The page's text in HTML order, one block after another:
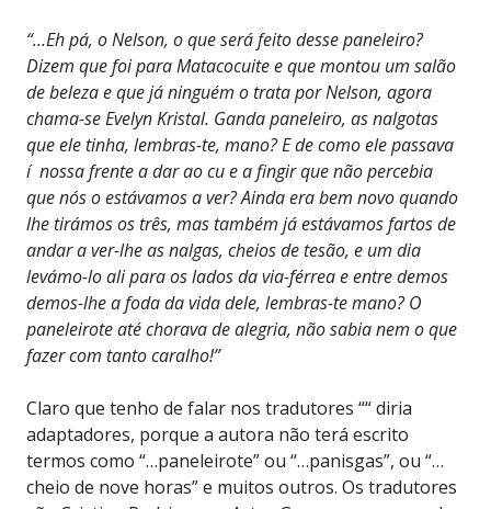
“…Eh pá, o Nelson, o que será feito desse paneleiro?
Dizem que foi para Matacocuite e que montou um salão
de beleza e que já ninguém o trata por Nelson, agora
chama-se Evelyn Kristal. Ganda paneleiro, as nalgotas
que ele tinha, lembras-te, mano? E de como ele passava
í nossa frente a dar ao cu e a fingir que não percebia
que nós o estávamos a ver? Ainda era bem novo quando
lhe tirámos os três, mas também já estávamos fartos de
andar a ver-lhe as nalgas, cheios de tesão, e um dia
levámo-lo ali para os lados da via-férrea e entre demos
demos-lhe a foda da vida dele, lembras-te mano? O
paneleirote até chorava de alegria, não sabia nem o que
fazer com tanto caralho!”
Claro que tenho de falar nos tradutores ““ diria
adaptadores, porque a autora não terá escrito
termos como “…paneleirote” ou “…panisgas”, ou “…
cheio de nove horas” e muitos outros. Os tradutores